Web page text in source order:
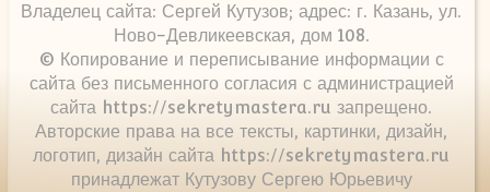
Владелец сайта: Сергей Кутузов; адрес: г. Казань, ул.
Ново-Девликеевская, дом 108.
© Копирование и переписывание информации с
сайта без письменного согласия с администрацией
сайта https://sekretymastera.ru запрещено.
Авторские права на все тексты, картинки, дизайн,
логотип, дизайн сайта https://sekretymastera.ru
принадлежат Кутузову Сергею Юрьевичу